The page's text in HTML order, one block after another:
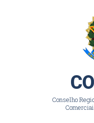
Conselho